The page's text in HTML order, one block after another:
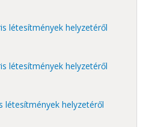
létesítmények helyzetéről
létesítmények helyzetéről
létesítmények helyzetéről